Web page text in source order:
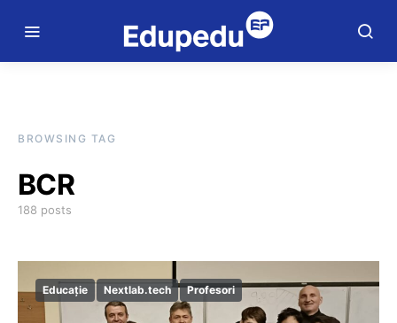
BROWSING TAG
BCR
188 posts
Educație Nextlab.tech Profesori